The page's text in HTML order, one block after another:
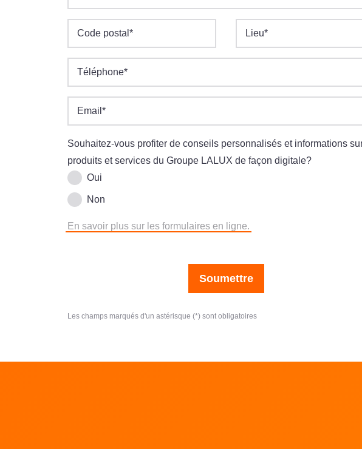
Code postal * Lieu*
Téléphone*
Email *
Souhaitez-vous profiter de conseils personnalisés et informations
produits et services du Groupe LALUX de façon digitale?
Oui
Non
En savoir plus sur les formulaires en ligne.
Soumettre
Les champs marqués d'un astérisque (*) sont obligatoires